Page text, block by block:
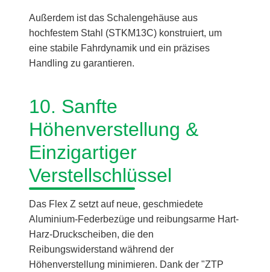
Außerdem ist das Schalengehäuse aus
hochfestem Stahl (STKM13C) konstruiert, um
eine stabile Fahrdynamik und ein präzises
Handling zu garantieren.
10. Sanfte
Höhenverstellung &
Einzigartiger
Verstellschlüssel
Das Flex Z setzt auf neue, geschmiedete
Aluminium-Federbezüge und reibungsarme Hart-
Harz-Druckscheiben, die den
Reibungswiderstand während der
Höhenverstellung minimieren. Dank der "ZTP